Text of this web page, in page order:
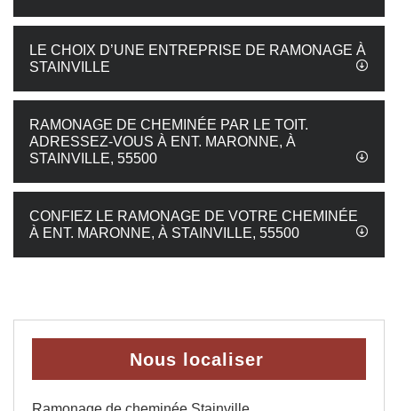
LE CHOIX D’UNE ENTREPRISE DE RAMONAGE À
STAINVILLE
RAMONAGE DE CHEMINÉE PAR LE TOIT.
ADRESSEZ-VOUS À ENT. MARONNE, À
STAINVILLE, 55500
CONFIEZ LE RAMONAGE DE VOTRE CHEMINÉE
À ENT. MARONNE, À STAINVILLE, 55500
Nous localiser